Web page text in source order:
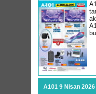
A101 9 Nisan